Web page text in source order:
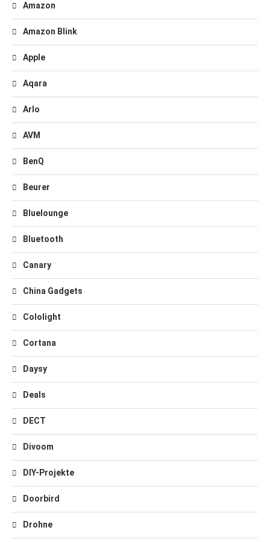
Amazon
Amazon Blink
Apple
Aqara
Arlo
AVM
BenQ
Beurer
Bluelounge
Bluetooth
Canary
China Gadgets
Cololight
Cortana
Daysy
Deals
DECT
Divoom
DIY-Projekte
Doorbird
Drohne